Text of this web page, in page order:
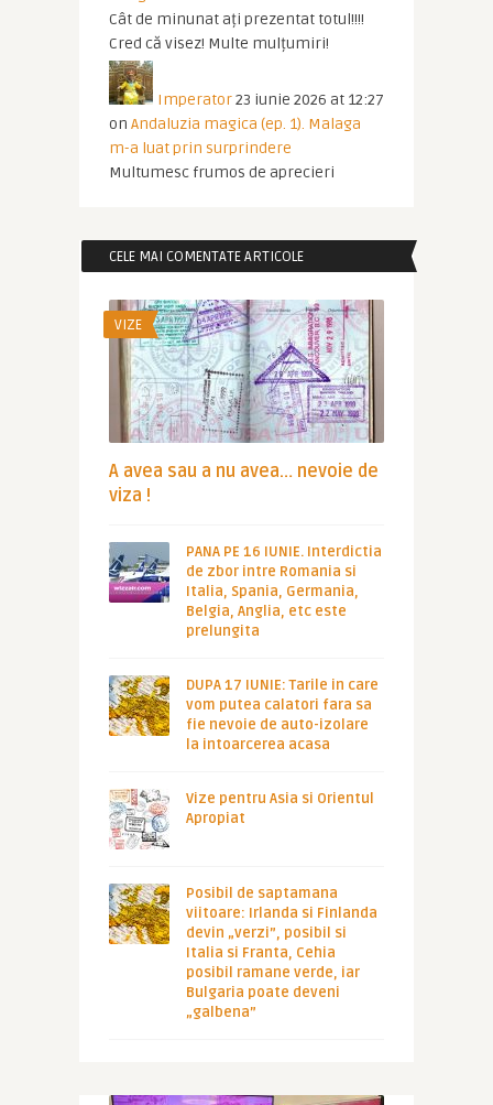
Cât de minunat ați prezentat totul!!!!
Cred că visez! Multe mulțumiri!
Imperator23 iunie 2026 at 12:27
on Andaluzia magica (ep. 1). Malaga
m-a luat prin surprindere
Multumesc frumos de aprecieri
CELE MAI COMENTATE ARTICOLE
VIZE
A avea sau a nu avea… nevoie de
viza !
PANA PE 16 IUNIE. Interdictia
de zbor intre Romania si
Italia, Spania, Germania,
Belgia, Anglia, etc este
prelungita
DUPA 17 IUNIE: Tarile in care
vom putea calatori fara sa
fie nevoie de auto-izolare
la intoarcerea acasa
Vize pentru Asia si Orientul
Apropiat
Posibil de saptamana
viitoare: Irlanda si Finlanda
devin „verzi”, posibil si
Italia si Franta, Cehia
posibil ramane verde, iar
Bulgaria poate deveni
„galbena”